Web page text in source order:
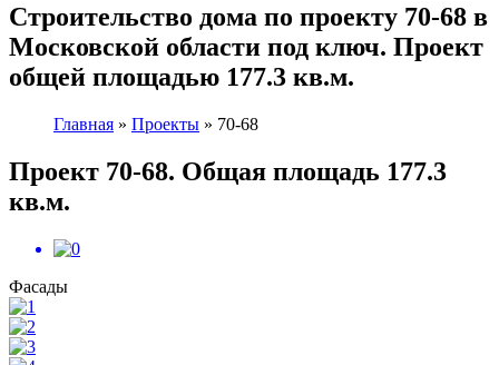
Cтроительство дома по проекту 70-68 в
Московской области под ключ. Проект
общей площадью 177.3 кв.м.
Главная » Проекты » 70-68
Проект 70-68. Общая площадь 177.3
кв.м.
Фасады